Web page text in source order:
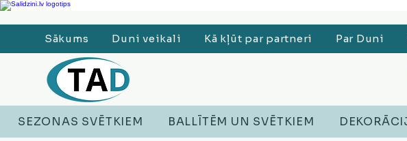
Ledusskapji, Sadzīves tehnika, Smaržas, Operatīvā atmiņa, Putekļu sūcēji, Lego, Austiņas
Sākums Duni veikali Kā kļūt par partneri Par Duni
SEZONAS SVĒTKIEM BALLĪTĒM UN SVĒTKIEM